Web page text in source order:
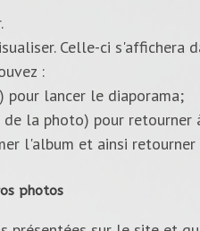
Celle-ci s'affichera
:
lancer le diaporama;
la photo) pour
l'album et ainsi
photos